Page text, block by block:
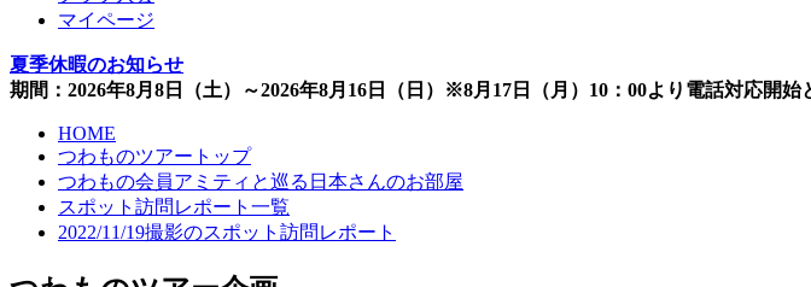
マイページ
夏季休暇のお知らせ
期間：2026年8月8日（土）～2026年8月16日（日）※8月17日（月）10：00より電話対応開始
HOME
つわものツアートップ
つわもの会員アミティと巡る日本さんのお部屋
スポット訪問レポート一覧
2022/11/19撮影のスポット訪問レポート